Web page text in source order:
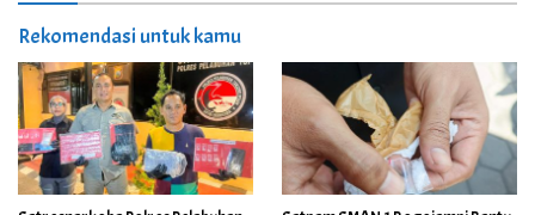
Rekomendasi untuk kamu